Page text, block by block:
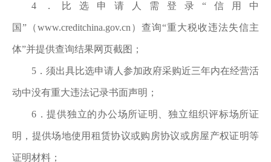
4．比选申请人需登录“信用中
国”（www.creditchina.gov.cn）查询“重大税收违法失信主
体”并提供查询结果网页截图；
5．须出具比选申请人参加政府采购近三年内在经营活
动中没有重大违法记录书面声明；
6．提供独立的办公场所证明、独立组织评标场所证
明，提供场地使用租赁协议或购房协议或房屋产权证明等
证明材料；